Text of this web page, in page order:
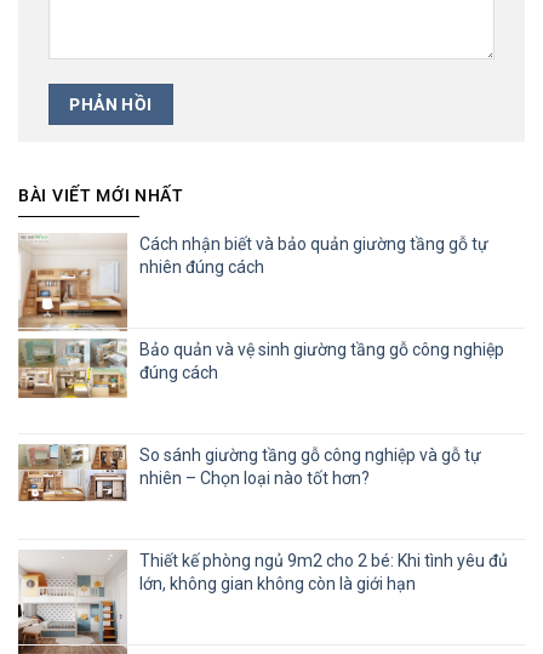
BÀI VIẾT MỚI NHẤT
Cách nhận biết và bảo quản giường tầng gỗ tự
nhiên đúng cách
Bảo quản và vệ sinh giường tầng gỗ công nghiệp
đúng cách
So sánh giường tầng gỗ công nghiệp và gỗ tự
nhiên – Chọn loại nào tốt hơn?
Thiết kế phòng ngủ 9m2 cho 2 bé: Khi tình yêu đủ
lớn, không gian không còn là giới hạn